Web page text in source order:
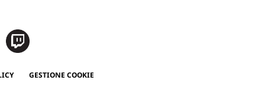
GESTIONE COOKIE